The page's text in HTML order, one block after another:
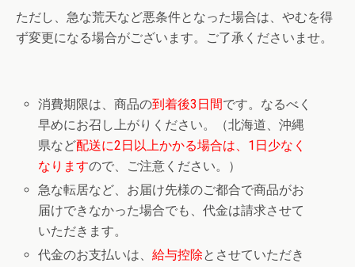
ただし、急な荒天など悪条件となった場合は、やむを得
ず変更になる場合がございます。ご了承くださいませ。
消費期限は、商品の到着後3日間です。なるべく
早めにお召し上がりください。（北海道、沖縄
県など配送に2日以上かかる場合は、1日少なく
なりますので、ご注意ください。）
急な転居など、お届け先様のご都合で商品がお
届けできなかった場合でも、代金は請求させて
いただきます。
代金のお支払いは、給与控除とさせていただき